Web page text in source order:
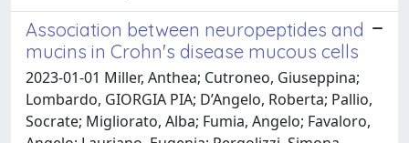
Association between neuropeptides and
mucins in Crohn's disease mucous cells
2023-01-01 Miller, Anthea; Cutroneo, Giuseppina;
Lombardo, GIORGIA PIA; D’Angelo, Roberta; Pallio,
Socrate; Migliorato, Alba; Fumia, Angelo; Favaloro,